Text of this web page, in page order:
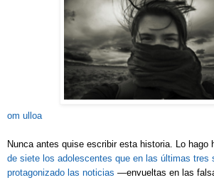
om ulloa
Nunca antes quise escribir esta historia. Lo hago
de siete los adolescentes que en las últimas tres
protagonizado las noticias —envueltas en las